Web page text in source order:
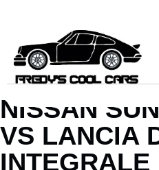
contenido
NISSAN
VS LANCIA
INTEGRALE